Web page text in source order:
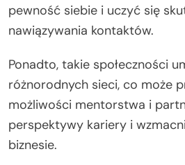
pewność siebie i uczyć się
nawiązywania kontaktów.
Ponadto, takie społeczności
różnorodnych sieci, co może
możliwości mentorstwa i
perspektywy kariery i
biznesie.